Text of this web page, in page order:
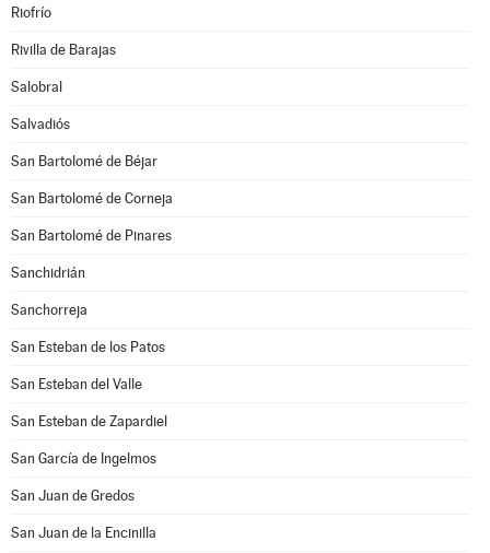
Riofrío
Rivilla de Barajas
Salobral
Salvadiós
San Bartolomé de Béjar
San Bartolomé de Corneja
San Bartolomé de Pinares
Sanchidrián
Sanchorreja
San Esteban de los Patos
San Esteban del Valle
San Esteban de Zapardiel
San García de Ingelmos
San Juan de Gredos
San Juan de la Encinilla